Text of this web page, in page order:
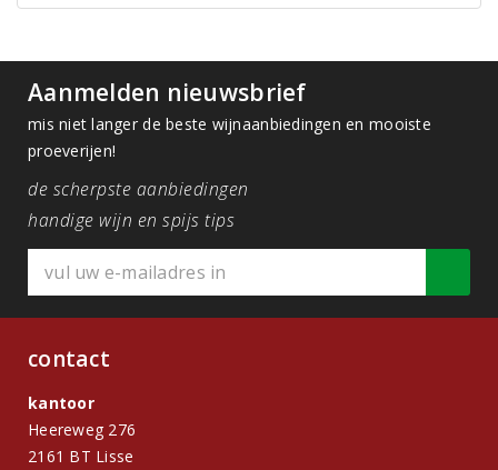
Aanmelden nieuwsbrief
mis niet langer de beste wijnaanbiedingen en mooiste
proeverijen!
de scherpste aanbiedingen
handige wijn en spijs tips
contact
kantoor
Heereweg 276
2161 BT Lisse